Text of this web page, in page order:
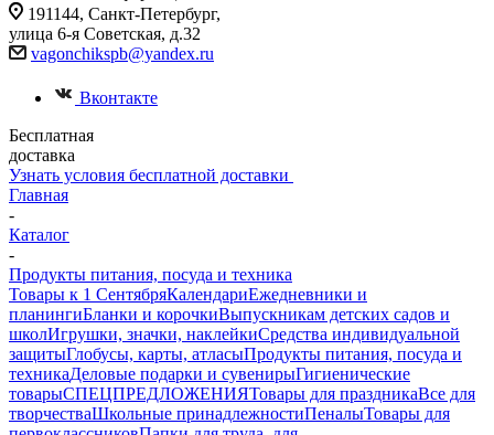
191144, Санкт-Петербург,
улица 6-я Советская, д.32
vagonchikspb@yandex.ru
Вконтакте
Бесплатная
доставка
Узнать условия бесплатной доставки
Главная
-
Каталог
-
Продукты питания, посуда и техника
Товары к 1 СентябряКалендариЕжедневники и
планингиБланки и корочкиВыпускникам детских садов и
школИгрушки, значки, наклейкиСредства индивидуальной
защитыГлобусы, карты, атласыПродукты питания, посуда и
техникаДеловые подарки и сувенирыГигиенические
товарыСПЕЦПРЕДЛОЖЕНИЯТовары для праздникаВсе для
творчестваШкольные принадлежностиПеналыТовары для